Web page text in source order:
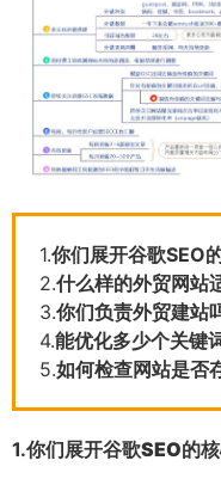
1.你们展开谷歌SEO
2.什么样的外贸网站
3.你们负责外贸建站
4.能优化多少个关键
5.如何检查网站是否
1.你们展开谷歌SEO的